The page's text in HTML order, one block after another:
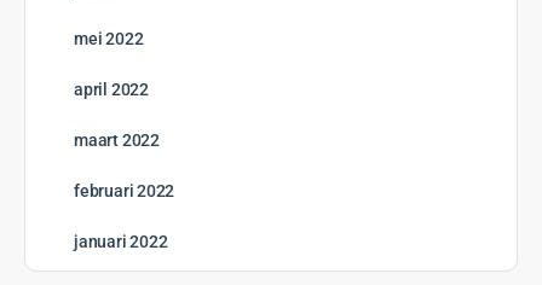
mei 2022
april 2022
maart 2022
februari 2022
januari 2022